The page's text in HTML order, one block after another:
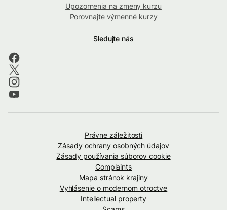
Upozornenia na zmeny kurzu
Porovnajte výmenné kurzy
Sledujte nás
Právne záležitosti
Zásady ochrany osobných údajov
Zásady používania súborov cookie
Complaints
Mapa stránok krajiny
Vyhlásenie o modernom otroctve
Intellectual property